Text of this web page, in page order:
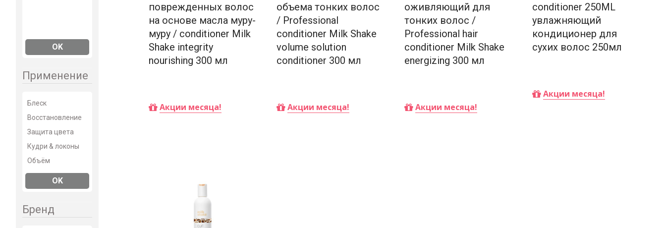
OK
Применение
Блеск
Восстановление
Защита цвета
Кудри & локоны
Объём
Плотность
Свежесть
Увлажнение
OK
Бренд
поврежденных волос
на основе масла муру-
муру / conditioner Milk
Shake integrity
nourishing 300 мл
Акции месяца!
объема тонких волос
/ Professional
conditioner Milk Shake
volume solution
conditioner 300 мл
Акции месяца!
оживляющий для
тонких волос /
Professional hair
conditioner Milk Shake
energizing 300 мл
Акции месяца!
conditioner 250ML
увлажняющий
кондиционер для
сухих волос 250мл
Акции месяца!